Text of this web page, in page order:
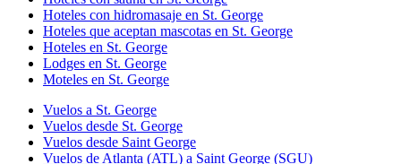
Hoteles con hidromasaje en St. George
Hoteles que aceptan mascotas en St. George
Hoteles en St. George
Lodges en St. George
Moteles en St. George
Vuelos a St. George
Vuelos desde St. George
Vuelos desde Saint George
Vuelos de Atlanta (ATL) a Saint George (SGU)